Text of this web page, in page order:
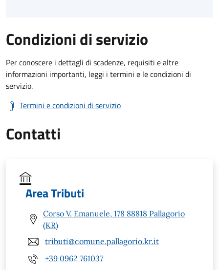
Condizioni di servizio
Per conoscere i dettagli di scadenze, requisiti e altre
informazioni importanti, leggi i termini e le condizioni di
servizio.
Termini e condizioni di servizio
Contatti
Area Tributi
Corso V. Emanuele, 178 88818 Pallagorio
(KR)
tributi@comune.pallagorio.kr.it
+39 0962 761037